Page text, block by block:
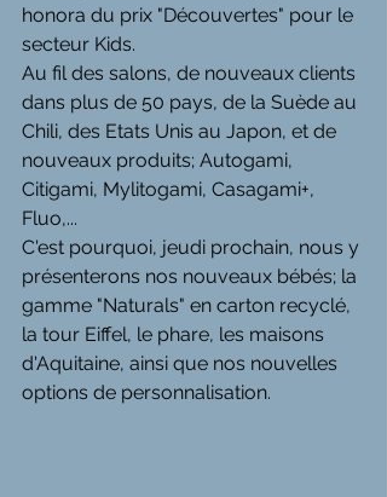
honora du prix "Découvertes" pour le
secteur Kids.
Au fil des salons, de nouveaux clients
dans plus de 50 pays, de la Suède au
Chili, des Etats Unis au Japon, et de
nouveaux produits; Autogami,
Citigami, Mylitogami, Casagami+,
Fluo,...
C'est pourquoi, jeudi prochain, nous y
présenterons nos nouveaux bébés; la
gamme "Naturals" en carton recyclé,
la tour Eiffel, le phare, les maisons
d'Aquitaine, ainsi que nos nouvelles
options de personnalisation.